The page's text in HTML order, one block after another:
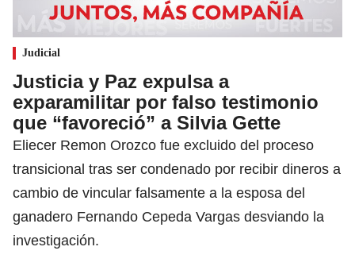
Judicial
Justicia y Paz expulsa a
exparamilitar por falso testimonio
que “favoreció” a Silvia Gette
Eliecer Remon Orozco fue excluido del proceso
transicional tras ser condenado por recibir dineros a
cambio de vincular falsamente a la esposa del
ganadero Fernando Cepeda Vargas desviando la
investigación.